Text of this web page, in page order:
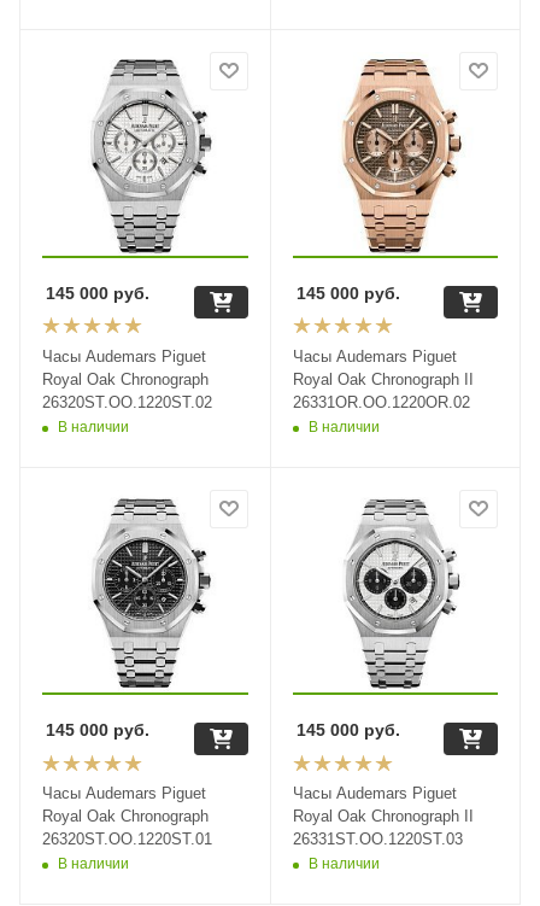
Часы Audemars Piguet
Royal Oak Chronograph
26320ST.OO.1220ST.02
В наличии
145 000 руб.
Часы Audemars Piguet
Royal Oak Chronograph II
26331OR.OO.1220OR.02
В наличии
145 000руб.
Часы Audemars Piguet
Royal Oak Chronograph
26320ST.OO.1220ST.01
В наличии
145 000 руб.
Часы Audemars Piguet
Royal Oak Chronograph II
26331ST.OO.1220ST.03
В наличии
145 000руб.